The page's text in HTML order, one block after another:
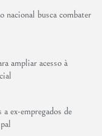
nacional busca combater
ampliar acesso à
ex-empregados de